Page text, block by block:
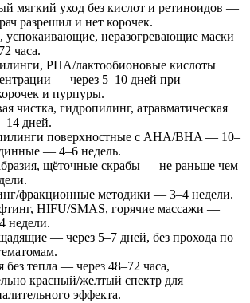
мягкий уход без кислот и ретиноидов —
разрешил и нет корочек.
успокаивающие, неразогревающие маски
часа.
PHA/лактообионовые кислоты
— через 5–10 дней при
и пурпуры.
чистка, гидропилинг, атравматическая
дней.
поверхностные с AHA/BHA — 10–
— 4–6 недель.
щёточные скрабы — не раньше чем
фракционные методики — 3–4 недели.
HIFU/SMAS, горячие массажи —
недели.
— через 5–7 дней, без прохода по
без тепла — через 48–72 часа,
красный/желтый спектр для
эффекта.